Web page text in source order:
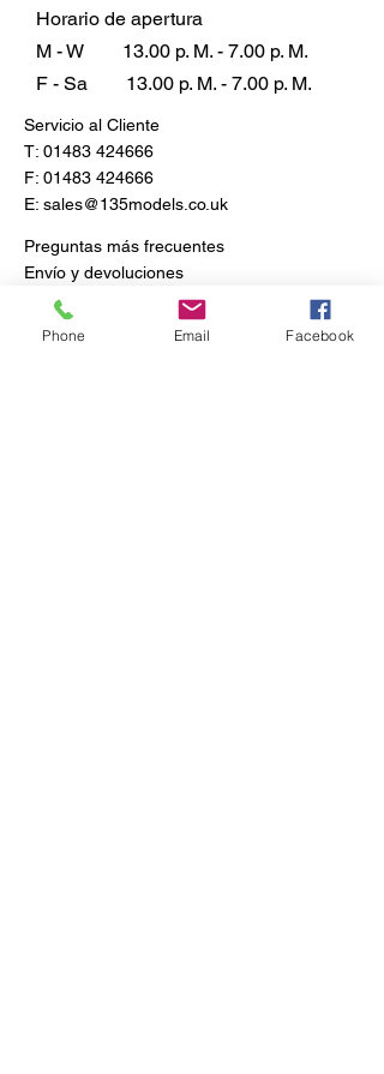
Horario de apertura
M - W
13.00 p. M. - 7.00 p. M.
F - Sa
13.00 p. M. - 7.00 p. M.
Servicio al Cliente
T: 01483 424666
F: 01483 424666
E: sales@135models.co.uk
Preguntas más frecuentes
Envío y devoluciones
Política de la tienda
Phone Email Facebook